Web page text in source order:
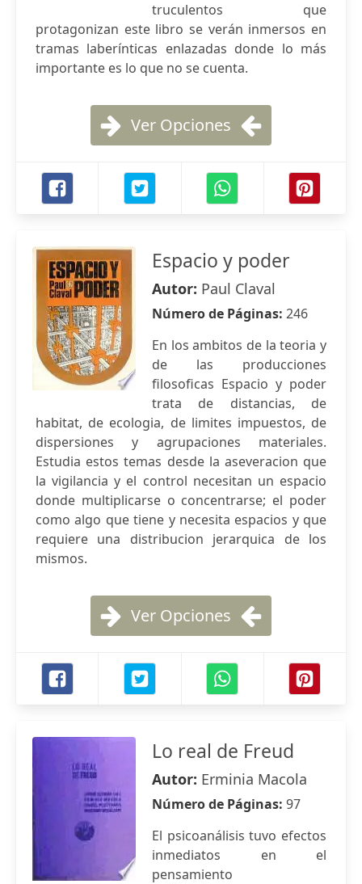
truculentos que
protagonizan este libro se verán inmersos en
tramas laberínticas enlazadas donde lo más
importante es lo que no se cuenta.
Ver Opciones
Espacio y poder
Autor: Paul Claval
Número de Páginas: 246
En los ambitos de la teoria y
de las producciones
filosoficas Espacio y poder
trata de distancias, de
habitat, de ecologia, de limites impuestos, de
dispersiones y agrupaciones materiales.
Estudia estos temas desde la aseveracion que
la vigilancia y el control necesitan un espacio
donde multiplicarse o concentrarse; el poder
como algo que tiene y necesita espacios y que
requiere una distribucion jerarquica de los
mismos.
Ver Opciones
Lo real de Freud
Autor: Erminia Macola
Número de Páginas: 97
El psicoanálisis tuvo efectos
inmediatos en el
pensamiento